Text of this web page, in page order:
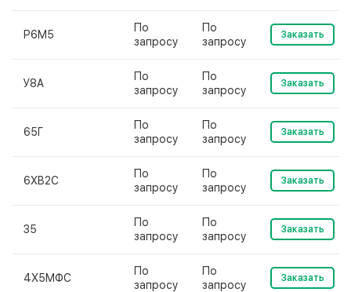
Р6М5
По
запросу
По
запросу
Заказать
У8А
По
запросу
По
запросу
Заказать
65Г
По
запросу
По
запросу
Заказать
6ХВ2С
По
запросу
По
запросу
Заказать
35
По
запросу
По
запросу
Заказать
4Х5МФС
По
запросу
По
запросу
Заказать